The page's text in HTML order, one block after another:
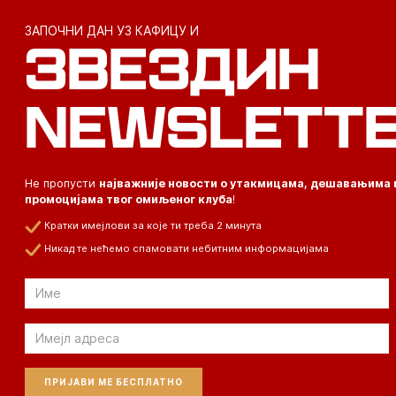
ЗАПОЧНИ ДАН УЗ КАФИЦУ И
ЗВЕЗДИН
Не пропусти најважније новости о утакмицама, дешавањима
промоцијама твог омиљеног клуба!
Кратки имејлови за које ти треба 2 минута
Никад те нећемо спамовати небитним информацијама
Email
Email